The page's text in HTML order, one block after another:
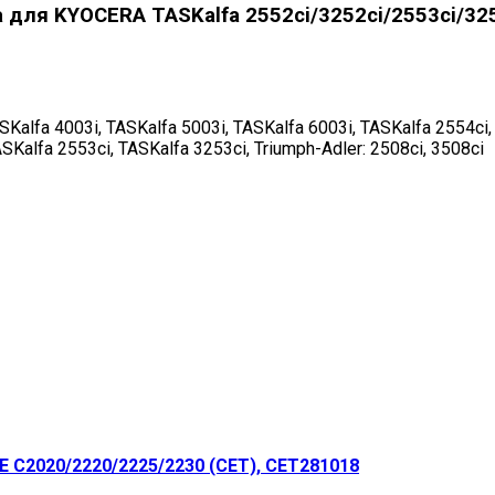
KYOCERA TASKalfa 2552ci/3252ci/2553ci/
4003i, TASKalfa 5003i, TASKalfa 6003i, TASKalfa
2553ci, TASKalfa 3253ci, Triumph-Adler: 2508ci, 3508ci
C2020/2220/2225/2230 (CET), CET281018